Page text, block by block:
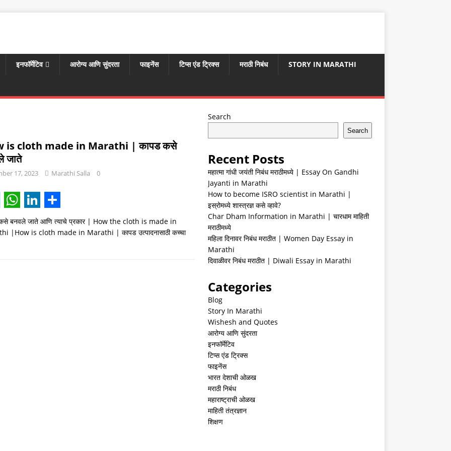
इनफॉर्मेटिव आरोग्य आणि सुंदरता फाइनेंस टिप्स एंड ट्रिक्स मराठी निबंध STORY IN MARATHI
is cloth made in Marathi | कापड कसे
जाते
17, 2023 Marathi Salla 0
W
h
L
i
S
h
बनवले जाते आणि त्याचे प्रकार | How the cloth is made in
|How is cloth made in Marathi | कापड उत्पादनासाठी कच्चा
Search
Search
Recent Posts
महात्मा गांधी जयंती निबंध मराठीमध्ये | Essay On Gandhi
Jayanti in Marathi
How to become ISRO scientist in Marathi |
इस्रोमध्ये शास्त्रज्ञ कसे व्हावे?
Char Dham Information in Marathi | चारधाम माहिती
मराठीमध्ये
महिला दिनावर निबंध मराठीत | Women Day Essay in
Marathi
दिवाळीवर निबंध मराठीत | Diwali Essay in Marathi
Categories
Blog
Story In Marathi
Wishesh and Quotes
आरोग्य आणि सुंदरता
इनफॉर्मेटिव
टिप्स एंड ट्रिक्स
फाइनेंस
भारत देशाची ओळख
मराठी निबंध
महाराष्ट्राची ओळख
माहिती तंत्रज्ञान
शिक्षण